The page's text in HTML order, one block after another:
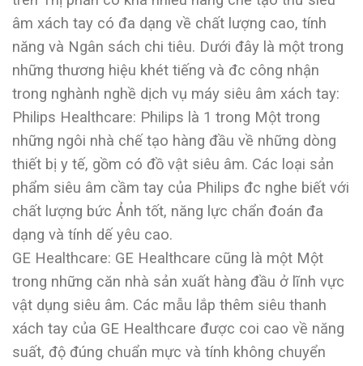
âm xách tay có đa dạng về chất lượng cao, tính
năng và Ngân sách chi tiêu. Dưới đây là một trong
những thương hiệu khét tiếng và đc công nhận
trong nghành nghề dịch vụ máy siêu âm xách tay:
Philips Healthcare: Philips là 1 trong Một trong
những ngôi nhà chế tạo hàng đầu về những dòng
thiết bị y tế, gồm có đồ vật siêu âm. Các loại sản
phẩm siêu âm cầm tay của Philips đc nghe biết với
chất lượng bức Ảnh tốt, năng lực chẩn đoán đa
dạng và tính dế yêu cao.
GE Healthcare: GE Healthcare cũng là một Một
trong những căn nhà sản xuất hàng đầu ở lĩnh vực
vật dụng siêu âm. Các mẫu lắp thêm siêu thanh
xách tay của GE Healthcare được coi cao về năng
suất, độ đúng chuẩn mực và tính không chuyển